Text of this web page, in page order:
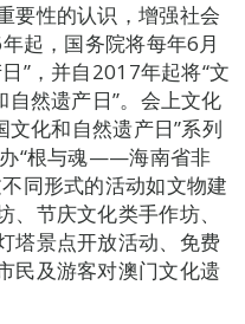
要性的认识，增强社会
起，国务院将每年6月
”，并自2017年起将“文
自然遗产日”。会上文化
化和自然遗产日”系列
“根与魂——海南省非
同形式的活动如文物建
节庆文化类手作坊、
塔景点开放活动、免费
民及游客对澳门文化遗